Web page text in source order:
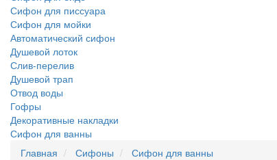
Сифон для писсуара
Сифон для мойки
Автоматический сифон
Душевой лоток
Слив-перелив
Душевой трап
Отвод воды
Гофры
Декоративные накладки
Сифон для ванны
Главная
Сифоны Сифон для ванны